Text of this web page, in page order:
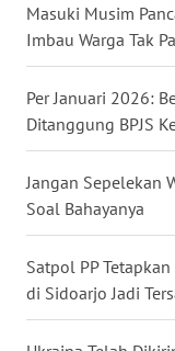
Masuki Musim
Imbau Warga Tak
Per Januari 2026:
Ditanggung BPJS
Jangan Sepelekan
Soal Bahayanya
Satpol PP
di Sidoarjo Jadi
WN
BENGKULU
WN
LAMPUNG
WN
JATENG